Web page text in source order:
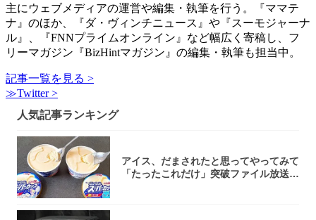
主にウェブメディアの運営や編集・執筆を行う。『ママテ
ナ』のほか、『ダ・ヴィンチニュース』や『スーモジャーナ
ル』、『FNNプライムオンライン』など幅広く寄稿し、フ
リーマガジン『BizHintマガジン』の編集・執筆も担当中。
記事一覧を見る >
≫Twitter >
人気記事ランキング
アイス、だまされたと思ってやってみて
「たったこれだけ」突破ファイル放送で